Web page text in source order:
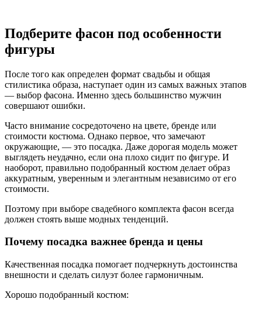
Подберите фасон под особенности
фигуры
После того как определен формат свадьбы и общая
стилистика образа, наступает один из самых важных этапов
— выбор фасона. Именно здесь большинство мужчин
совершают ошибки.
Часто внимание сосредоточено на цвете, бренде или
стоимости костюма. Однако первое, что замечают
окружающие, — это посадка. Даже дорогая модель может
выглядеть неудачно, если она плохо сидит по фигуре. И
наоборот, правильно подобранный костюм делает образ
аккуратным, уверенным и элегантным независимо от его
стоимости.
Поэтому при выборе свадебного комплекта фасон всегда
должен стоять выше модных тенденций.
Почему посадка важнее бренда и цены
Качественная посадка помогает подчеркнуть достоинства
внешности и сделать силуэт более гармоничным.
Хорошо подобранный костюм: